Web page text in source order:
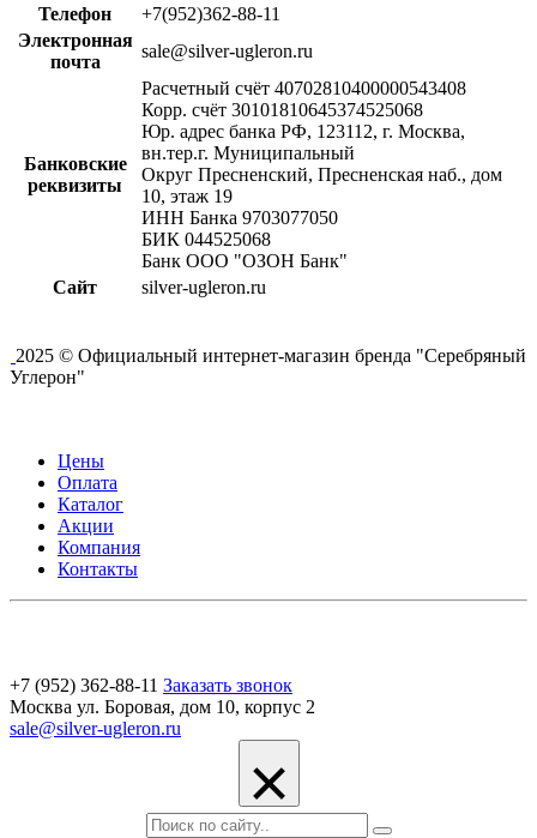
Телефон
+7(952)362-88-11
Электронная
почта
sale@silver-ugleron.ru
Банковские
реквизиты
Расчетный счёт 40702810400000543408
Корр. счёт 30101810645374525068
Юр. адрес банка РФ, 123112, г. Москва,
вн.тер.г. Муниципальный
Округ Пресненский, Пресненская наб., дом
10, этаж 19
ИНН Банка 9703077050
БИК 044525068
Банк ООО "ОЗОН Банк"
Сайт
silver-ugleron.ru
2025 © Официальный интернет-магазин бренда "Серебряный
Углерон"
Цены
Оплата
Каталог
Акции
Компания
Контакты
+7 (952) 362-88-11 Заказать звонок
Москва ул. Боровая, дом 10, корпус 2
sale@silver-ugleron.ru
×